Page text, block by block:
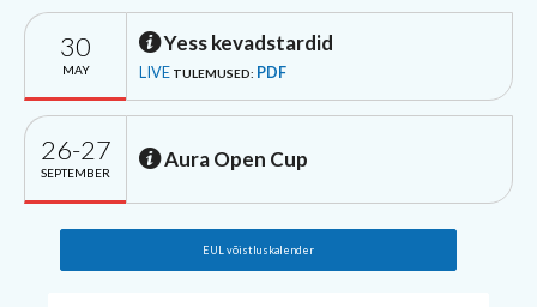
30
MAY
Yess kevadstardid
LIVE TULEMUSED: PDF
26-27
SEPTEMBER
Aura Open Cup
EUL võistluskalender